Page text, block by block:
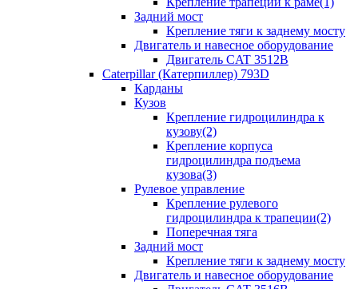
Задний мост
Крепление тяги к заднему мосту
Двигатель и навесное оборудование
Двигатель CAT 3512B
Caterpillar (Катерпиллер) 793D
Карданы
Кузов
Крепление гидроцилиндра к
кузову(2)
Крепление корпуса
гидроцилиндра подъема
кузова(3)
Рулевое управление
Крепление рулевого
гидроцилиндра к трапеции(2)
Поперечная тяга
Задний мост
Крепление тяги к заднему мосту
Двигатель и навесное оборудование